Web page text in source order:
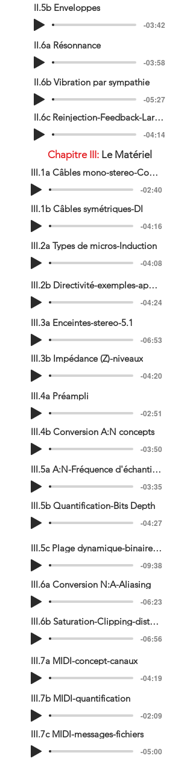
Chapitre III:Le Matériel
II.6c Reinjection-Feedback-Larsen
-04:14
II.5b Enveloppes
-03:42
II.6a Résonnance
-03:58
II.6b Vibration par sympathie
-05:27
III.2a Types de micros-Induction
-04:08
III.2b Directivité-exemples-applicatio
-04:24
III.3a Enceintes-stereo-5.1
-06:53
III.3b Impédance (Z)-niveaux
-04:20
III.4a Préampli
-02:51
III.4b Conversion A:N concepts
-03:50
III.5a A:N-Fréquence d'échantillonage.
-03:35
III.5b Quantification-Bits Depth
-04:27
III.1a Câbles mono-stereo-Connecteurs.mp
-02:40
III.1b Câbles symétriques-DI
-04:16
III.6b Saturation-Clipping-distorsion
-06:56
III.7a MIDI-concept-canaux
-04:19
III.7b MIDI-quantification
-02:09
III.7c MIDI-messages-fichiers
-05:00
III.5c Plage dynamique-binaire-dithering
-09:38
III.6a Conversion N:A-Aliasing
-06:23